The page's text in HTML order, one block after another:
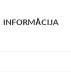
INFORMĀCIJA